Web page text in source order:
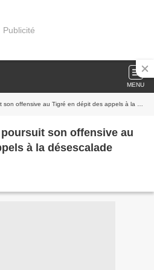
Publicité
MENU
au Tigré en dépit des appels à la désescalade
son offensive au
à la désescalade